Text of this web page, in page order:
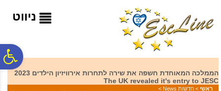
המרכזי
ניווט
הממלכה המאוחדת חשפה את שירה לתחרות אירוויזיון הילדים 2023
The UK revealed it's entry to JESC
ראשי > חדשות News
>